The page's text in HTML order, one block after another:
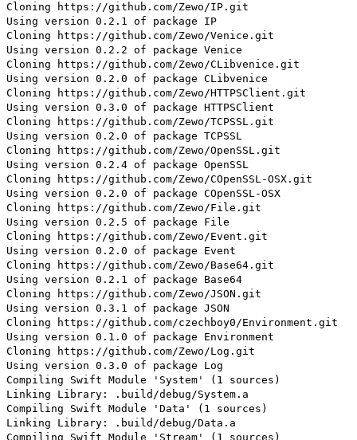
Cloning https://github.com/Zewo/IP.git
Using version 0.2.1 of package IP
Cloning https://github.com/Zewo/Venice.git
Using version 0.2.2 of package Venice
Cloning https://github.com/Zewo/CLibvenice.git
Using version 0.2.0 of package CLibvenice
Cloning https://github.com/Zewo/HTTPSClient.git
Using version 0.3.0 of package HTTPSClient
Cloning https://github.com/Zewo/TCPSSL.git
Using version 0.2.0 of package TCPSSL
Cloning https://github.com/Zewo/OpenSSL.git
Using version 0.2.4 of package OpenSSL
Cloning https://github.com/Zewo/COpenSSL-OSX.git
Using version 0.2.0 of package COpenSSL-OSX
Cloning https://github.com/Zewo/File.git
Using version 0.2.5 of package File
Cloning https://github.com/Zewo/Event.git
Using version 0.2.0 of package Event
Cloning https://github.com/Zewo/Base64.git
Using version 0.2.1 of package Base64
Cloning https://github.com/Zewo/JSON.git
Using version 0.3.1 of package JSON
Cloning https://github.com/czechboy0/Environment.git
Using version 0.1.0 of package Environment
Cloning https://github.com/Zewo/Log.git
Using version 0.3.0 of package Log
Compiling Swift Module 'System' (1 sources)
Linking Library: .build/debug/System.a
Compiling Swift Module 'Data' (1 sources)
Linking Library: .build/debug/Data.a
Compiling Swift Module 'Stream' (1 sources)